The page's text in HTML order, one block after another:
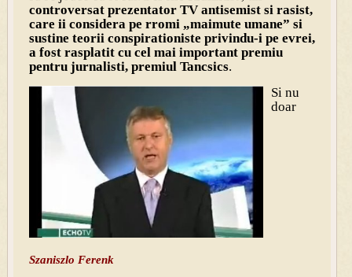
controversat prezentator TV antisemist si rasist,
care ii considera pe rromi „maimute umane” si
sustine teorii conspirationiste privindu-i pe evrei,
a fost rasplatit cu cel mai important premiu
pentru jurnalisti, premiul Tancsics.
Szaniszlo Ferenk
Si nu
doar